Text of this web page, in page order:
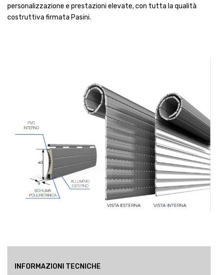
personalizzazione e prestazioni elevate, con tutta la qualità
costruttiva firmata Pasini.
INFORMAZIONI TECNICHE